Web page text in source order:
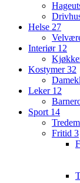
Helse 27
Interiør 12
Kostymer32
Leker 12
Sport 14
Fritid 3